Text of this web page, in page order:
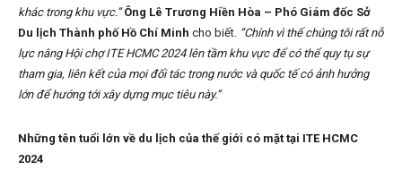
khác trong khu vực.”Ông Lê Trương Hiền Hòa – Phó Giám đốc Sở
Du lịch Thành phố Hồ Chí Minh cho biết. “Chính vì thế chúng tôi rất nỗ
lực nâng Hội chợ ITE HCMC 2024 lên tầm khu vực để có thể quy tụ sự
tham gia, liên kết của mọi đối tác trong nước và quốc tế có ảnh hưởng
lớn để hướng tới xây dựng mục tiêu này.”
Những tên tuổi lớn về du lịch của thế giới có mặt tại ITE HCMC
2024